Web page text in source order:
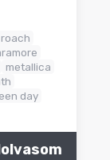
metallica
day